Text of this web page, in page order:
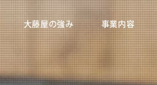
大藤屋の強み 事業内容